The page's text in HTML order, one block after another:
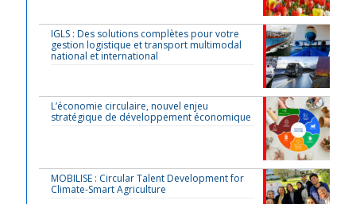
IGLS : Des solutions complètes pour votre
gestion logistique et transport multimodal
national et international
L’économie circulaire, nouvel enjeu
stratégique de développement économique
MOBILISE : Circular Talent Development for
Climate-Smart Agriculture